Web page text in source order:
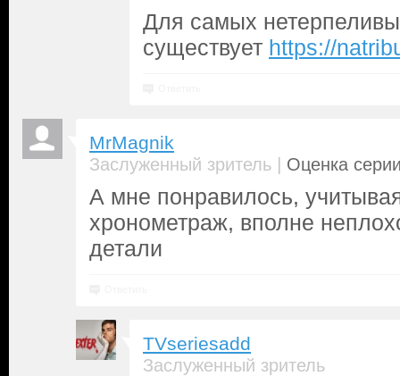
Для самых
существует https://
MrMagnik
Заслуженный зритель | Оценка
А мне понравилось,
хронометраж, вполне
детали
TVseriesadd
Заслуженный зритель